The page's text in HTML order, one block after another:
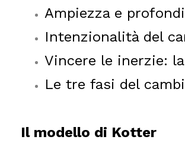
Ampiezza e
Intenzionalità del
Vincere le inerzie:
Le tre fasi del
Il modello di Kotter